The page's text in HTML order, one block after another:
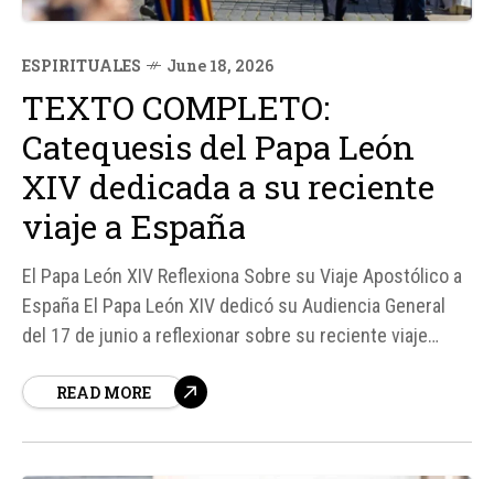
ESPIRITUALES June 18, 2026
TEXTO COMPLETO:
Catequesis del Papa León
XIV dedicada a su reciente
viaje a España
El Papa León XIV Reflexiona Sobre su Viaje Apostólico a
España El Papa León XIV dedicó su Audiencia General
del 17 de junio a reflexionar sobre su reciente viaje
las islas Canarias. Según fuentes, el Papa fue recibido
READ MORE